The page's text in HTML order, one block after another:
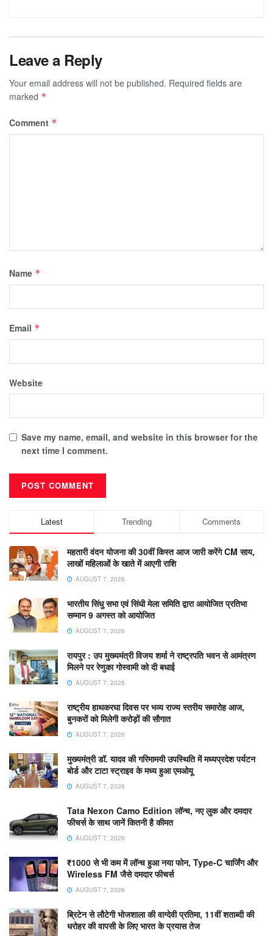
Leave a Reply
Your email address will not be published. Required fields are
marked *
Comment *
Name *
Email *
Website
Save my name, email, and website in this browser for the
next time I comment.
Latest Trending Comments
महतारी वंदन योजना की 30वीं किस्त आज जारी करेंगे CM साय,
लाखों महिलाओं के खाते में आएगी राशि
AUGUST 7, 2026
भारतीय सिंधु सभा एवं सिंधी मेला समिति द्वारा आयोजित प्रतिभा
सम्मान 9 अगस्त को आयोजित
AUGUST 7, 2026
रायपुर : उप मुख्यमंत्री विजय शर्मा ने राष्ट्रपति भवन से आमंत्रण
मिलने पर रेणुका गोस्वामी को दी बधाई
AUGUST 7, 2026
राष्ट्रीय हाथकरघा दिवस पर भव्य राज्य स्तरीय समारोह आज,
बुनकरों को मिलेगी करोड़ों की सौगात
AUGUST 7, 2026
मुख्यमंत्री डॉ. यादव की गरिमामयी उपस्थिति में मध्यप्रदेश पर्यटन
बोर्ड और टाटा स्ट्राइव के मध्य हुआ एमओयू
AUGUST 7, 2026
Tata Nexon Camo Edition लॉन्च, नए लुक और दमदार
फीचर्स के साथ जानें कितनी है कीमत
AUGUST 7, 2026
₹1000 से भी कम में लॉन्च हुआ नया फोन, Type-C चार्जिंग और
Wireless FM जैसे दमदार फीचर्स
AUGUST 7, 2026
ब्रिटेन से लौटेगी भोजशाला की वाग्देवी प्रतिमा, 11वीं शताब्दी की
धरोहर की वापसी के लिए भारत के प्रयास तेज